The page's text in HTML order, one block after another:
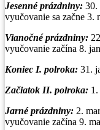
Jesenné prázdniny: 30.
vyučovanie sa začne 3.
Vianočné prázdniny:
vyučovanie začína 8.
Koniec I. polroka: 31.
Začiatok II. polroka:
Jarné prázdniny: 2.
vyučovanie začína 9.